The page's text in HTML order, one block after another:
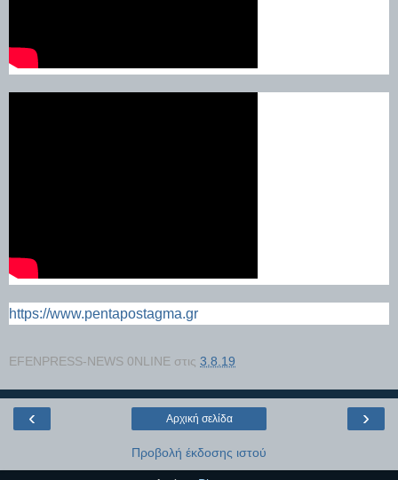
https://www.pentapostagma.gr
EFENPRESS-NEWS 0NLINE στις 3.8.19
‹ ›
Αρχική σελίδα
Προβολή έκδοσης ιστού